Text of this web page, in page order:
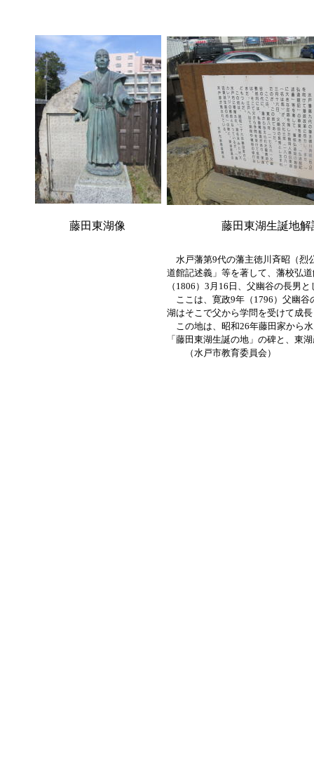
水戸藩第9代の藩主徳川斉昭（烈
道館記述義」等を著して、藩校弘
（1806）3月16日、父幽谷の長男
ここは、寛政9年（1796）父幽谷
湖はそこで父から学問を受けて成
この地は、昭和26年藤田家から
「藤田東湖生誕の地」の碑と、東
（水戸市教育委員会）
藤田東湖像 藤田東湖生誕地解